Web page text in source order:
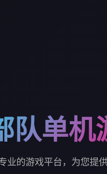
队单机
业的游戏平台，为您提